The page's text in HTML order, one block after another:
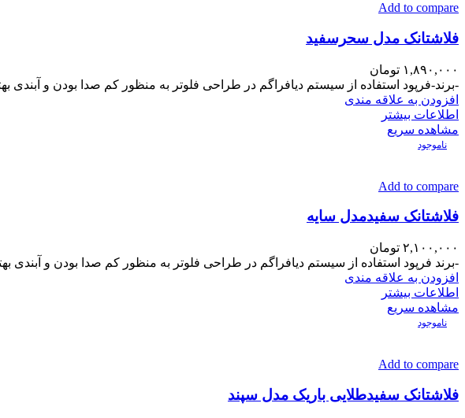
Add to compare
فلاشتانک مدل سحرسفید
۱,۸۹۰,۰۰۰ تومان
-برند-فرپود استفاده از سیستم دیافراگم در طراحی فلوتر به منظور کم صدا بودن و آبندی
افزودن به علاقه مندی
اطلاعات بیشتر
مشاهده سریع
ناموجود
Add to compare
فلاشتانک سفیدمدل سایه
۲,۱۰۰,۰۰۰ تومان
-برند فرپود استفاده از سیستم دیافراگم در طراحی فلوتر به منظور کم صدا بودن و آبندی
افزودن به علاقه مندی
اطلاعات بیشتر
مشاهده سریع
ناموجود
Add to compare
فلاشتانک سفیدطلایی باریک مدل سپند